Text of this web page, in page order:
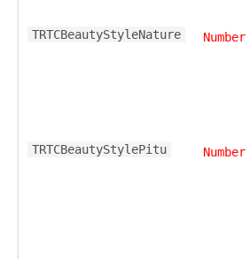
TRTCBeautyStyleNature Number
TRTCBeautyStylePitu Number